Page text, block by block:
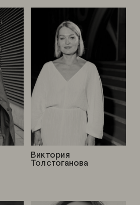
Виктория
Толстоганова